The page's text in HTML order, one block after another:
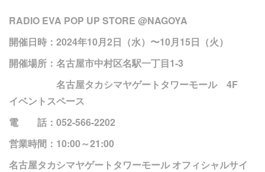
RADIO EVA POP UP STORE @NAGOYA
開催日時：2024年10月2日（水）〜10月15日（火）
開催場所：名古屋市中村区名駅一丁目1-3
名古屋タカシマヤゲートタワーモール 4F
イベントスペース
電 話：052-566-2202
営業時間：10:00～21:00
名古屋タカシマヤゲートタワーモール オフィシャルサイ